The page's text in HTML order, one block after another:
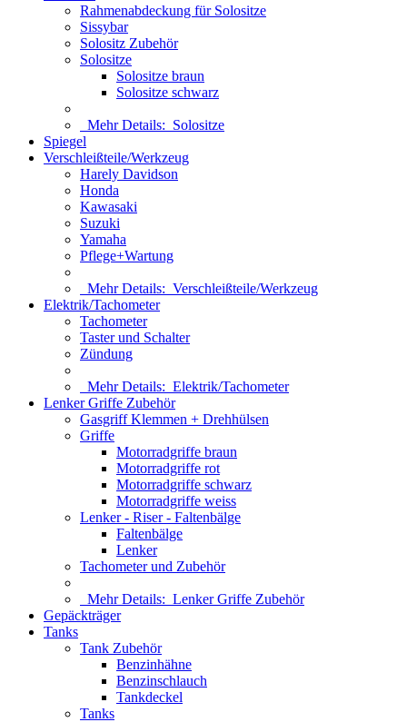
Rahmenabdeckung für Solositze
Sissybar
Solositz Zubehör
Solositze
Solositze braun
Solositze schwarz
Mehr Details: Solositze
Spiegel
Verschleißteile/Werkzeug
Harely Davidson
Honda
Kawasaki
Suzuki
Yamaha
Pflege+Wartung
Mehr Details: Verschleißteile/Werkzeug
Elektrik/Tachometer
Tachometer
Taster und Schalter
Zündung
Mehr Details: Elektrik/Tachometer
Lenker Griffe Zubehör
Gasgriff Klemmen + Drehhülsen
Griffe
Motorradgriffe braun
Motorradgriffe rot
Motorradgriffe schwarz
Motorradgriffe weiss
Lenker - Riser - Faltenbälge
Faltenbälge
Lenker
Tachometer und Zubehör
Mehr Details: Lenker Griffe Zubehör
Gepäckträger
Tanks
Tank Zubehör
Benzinhähne
Benzinschlauch
Tankdeckel
Tanks